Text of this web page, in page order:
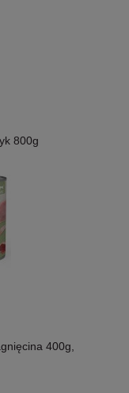
800g
400g,